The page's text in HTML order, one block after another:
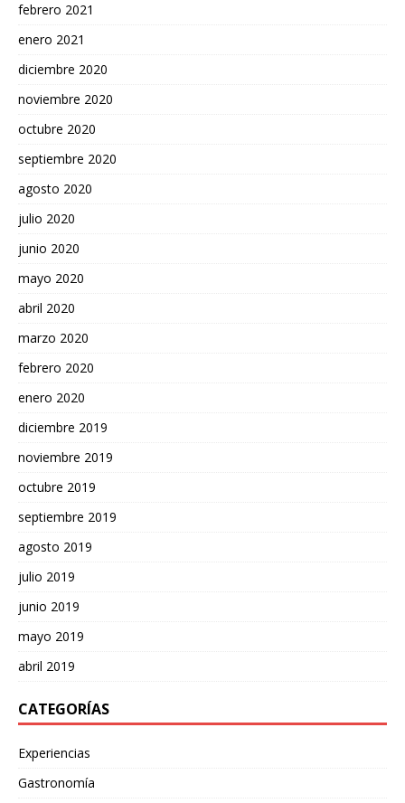
febrero 2021
enero 2021
diciembre 2020
noviembre 2020
octubre 2020
septiembre 2020
agosto 2020
julio 2020
junio 2020
mayo 2020
abril 2020
marzo 2020
febrero 2020
enero 2020
diciembre 2019
noviembre 2019
octubre 2019
septiembre 2019
agosto 2019
julio 2019
junio 2019
mayo 2019
abril 2019
CATEGORÍAS
Experiencias
Gastronomía